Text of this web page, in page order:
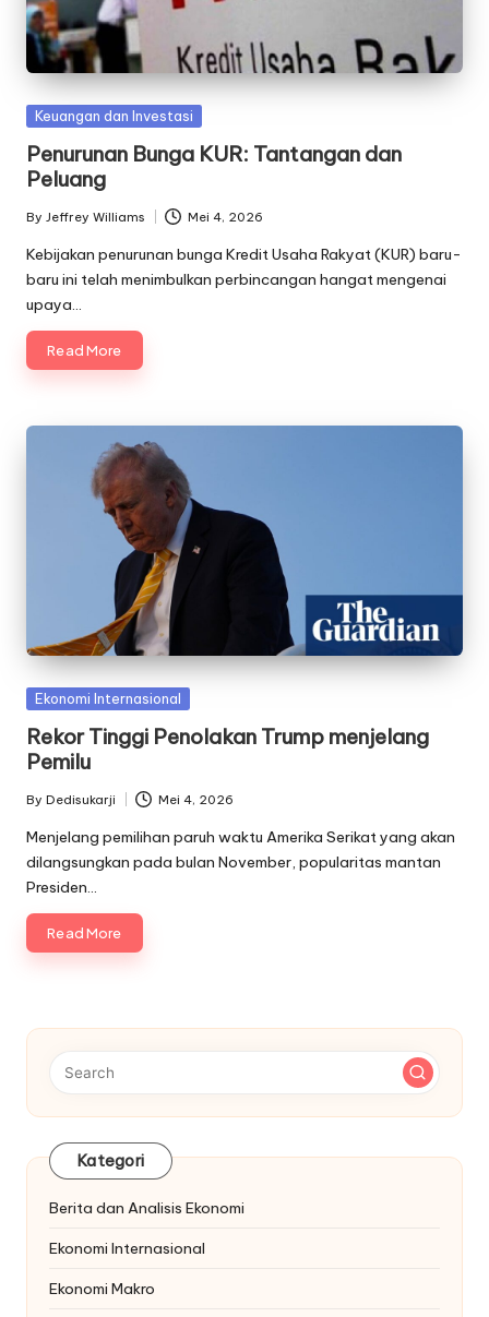
Posted
Keuangan dan Investasi
Penurunan Bunga KUR: Tantangan dan
Peluang
Posted
by
By Jeffrey Williams Mei 4, 2026
Kebijakan penurunan bunga Kredit Usaha Rakyat (KUR) baru-
baru ini telah menimbulkan perbincangan hangat mengenai
upaya…
Read More
Posted
Ekonomi Internasional
Rekor Tinggi Penolakan Trump menjelang
Pemilu
Posted
by
By Dedisukarji Mei 4, 2026
Menjelang pemilihan paruh waktu Amerika Serikat yang akan
dilangsungkan pada bulan November, popularitas mantan
Presiden…
Read More
Kategori
Berita dan Analisis Ekonomi
Ekonomi Internasional
Ekonomi Makro